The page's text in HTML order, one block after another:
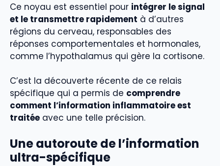
Ce noyau est essentiel pour intégrer le signal
et le transmettre rapidement à d’autres
régions du cerveau, responsables des
réponses comportementales et hormonales,
comme l’hypothalamus qui gère la cortisone.
C’est la découverte récente de ce relais
spécifique qui a permis de comprendre
comment l’information inflammatoire est
traitée avec une telle précision.
Une autoroute de l’information
ultra-spécifique